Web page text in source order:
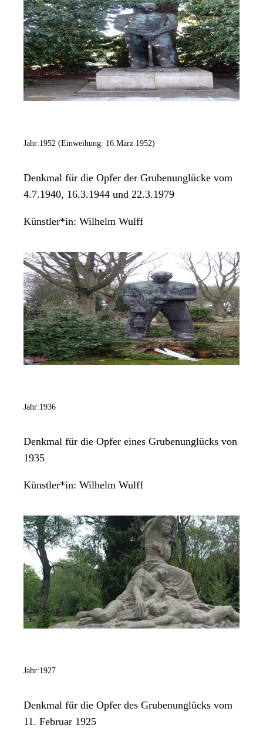
Jahr:1952 (Einweihung: 16.März 1952)
Denkmal für die Opfer der Grubenunglücke vom
4.7.1940, 16.3.1944 und 22.3.1979
Künstler*in: Wilhelm Wulff
Jahr:1936
Denkmal für die Opfer eines Grubenunglücks von
1935
Künstler*in: Wilhelm Wulff
Jahr:1927
Denkmal für die Opfer des Grubenunglücks vom
11. Februar 1925